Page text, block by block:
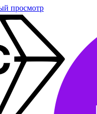
просмотр